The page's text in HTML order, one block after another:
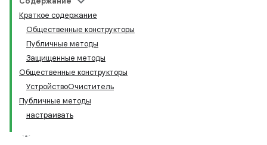
Краткое содержание
Общественные конструкторы
Публичные методы
Защищенные методы
Общественные конструкторы
УстройствоОчиститель
Публичные методы
настраивать